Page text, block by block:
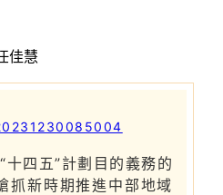
佳慧
四五”計劃目的義務的
抓新時期推進中部地域